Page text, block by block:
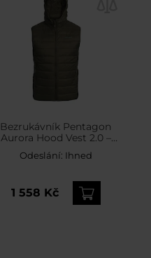
Bezrukávník Pentagon
Aurora Hood Vest 2.0 –
RAL 7013
Odeslání: Ihned
1 558 Kč